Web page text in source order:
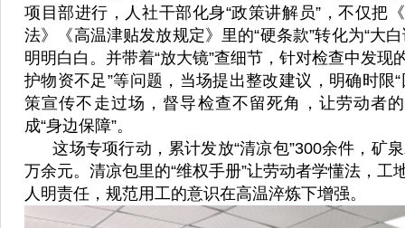
项目部进行，人社干部化身“政策讲解员”，不仅把
法》《高温津贴发放规定》里的“硬条款”转化为“大
明明白白。并带着“放大镜”查细节，针对检查中发现
护物资不足”等问题，当场提出整改建议，明确时限
策宣传不走过场，督导检查不留死角，让劳动者
成“身边保障”。
这场专项行动，累计发放“清凉包”300余件，矿
万余元。清凉包里的“维权手册”让劳动者学懂法，工
人明责任，规范用工的意识在高温淬炼下增强。